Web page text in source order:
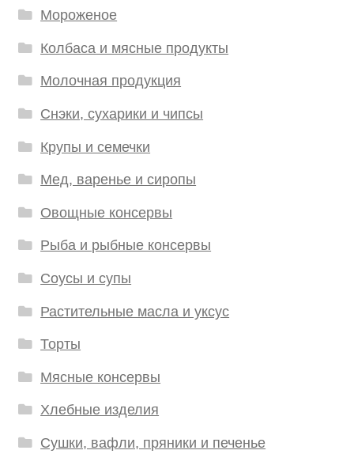
Мороженое
Колбаса и мясные продукты
Молочная продукция
Снэки, сухарики и чипсы
Крупы и семечки
Мед, варенье и сиропы
Овощные консервы
Рыба и рыбные консервы
Соусы и супы
Растительные масла и уксус
Торты
Мясные консервы
Хлебные изделия
Сушки, вафли, пряники и печенье